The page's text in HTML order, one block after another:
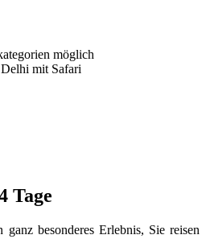
möglich
mit Safari
Tage
besonderes Erlebnis, Sie reisen